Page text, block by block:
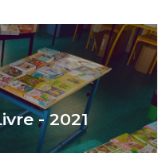
- 2021